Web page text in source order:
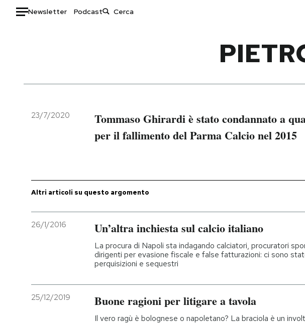
Newsletter Podcast
Italia
Politica
Moda
Ok Boomer!
23/7/2020
Tommaso Ghirardi è stato condannato a
per il fallimento del Parma Calcio nel 2015
Altri articoli su questo argomento
26/1/2016 Un’altra inchiesta sul calcio italiano
La procura di Napoli sta indagando calciatori, procuratori
dirigenti per evasione fiscale e false fatturazioni: ci sono
perquisizioni e sequestri
25/12/2019 Buone ragioni per litigare a tavola
Il vero ragù è bolognese o napoletano? La braciola è un